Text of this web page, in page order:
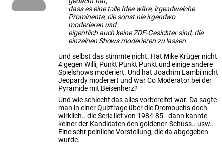
dass es eine tolle Idee wäre, irgendwelche
Prominente, die sonst nie irgendwo
moderieren und
eigentlich auch keine ZDF-Gesichter sind, die
einzelnen Shows moderieren zu lassen.
Und selbst das stimmte nicht. Hat Mike Krüger nicht
4 gegen Willi, Punkt Punkt Punkt und einige andere
Spielshows moderiert. Und hat Joachim Lambi nicht
Jeopardy moderiert und war Co Moderator bei der
Pyramide mit Beisenherz?
Und wie schlecht das alles vorbereitet war. Da sagte
man in einer Quizfrage über die Drombuchs doch
wirklich.. die Serie lief von 1984-85.. dann kannte
keiner der Kandidaten den goldenen Schuss.. usw..
Eine sehr peinliche Vorstellung, die da abgegeben
wurde.